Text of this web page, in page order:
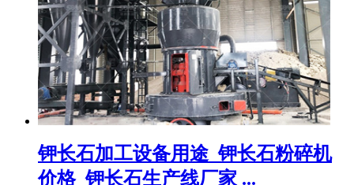
钾长石加工设备用途_钾长石粉碎机
价格_钾长石生产线厂家 ...